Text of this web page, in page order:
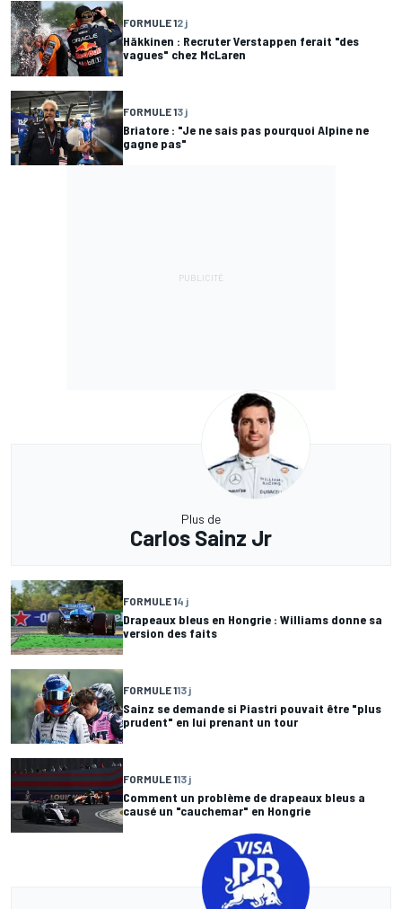
FORMULE 12 j
Häkkinen : Recruter Verstappen ferait "des
vagues" chez McLaren
FORMULE 13 j
Briatore : "Je ne sais pas pourquoi Alpine ne
gagne pas"
Plus de
Carlos Sainz Jr
FORMULE 14 j
Drapeaux bleus en Hongrie : Williams donne sa
version des faits
FORMULE 113 j
Sainz se demande si Piastri pouvait être "plus
prudent" en lui prenant un tour
FORMULE 113 j
Comment un problème de drapeaux bleus a
causé un "cauchemar" en Hongrie